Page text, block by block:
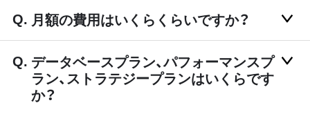
月額の費用はいくらくらいですか？
データベースプラン、パフォーマンスプ
ラン、ストラテジープランはいくらです
か？